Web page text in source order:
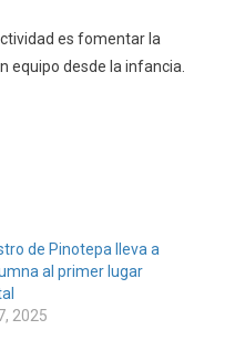
es fomentar la
equipo desde la infancia.
de Pinotepa lleva a
al primer lugar
2025